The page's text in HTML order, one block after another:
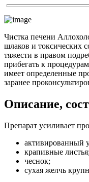
Чистка печени
шлаков и токсических
тяжести в правом
прибегать к
имеет определенные
заранее
Описание,
Препарат усиливает
активированный
крапивные листья;
чеснок;
сухая желчь